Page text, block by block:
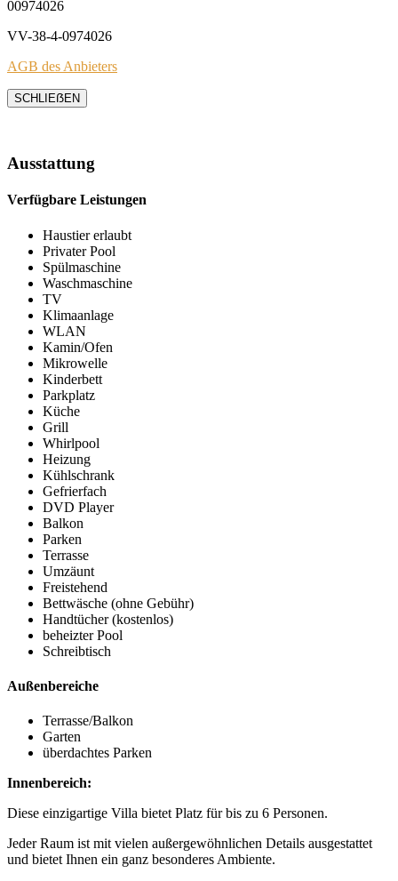
00974026
VV-38-4-0974026
AGB des Anbieters
SCHLIEẞEN
Ausstattung
Verfügbare Leistungen
Haustier erlaubt
Privater Pool
Spülmaschine
Waschmaschine
TV
Klimaanlage
WLAN
Kamin/Ofen
Mikrowelle
Kinderbett
Parkplatz
Küche
Grill
Whirlpool
Heizung
Kühlschrank
Gefrierfach
DVD Player
Balkon
Parken
Terrasse
Umzäunt
Freistehend
Bettwäsche (ohne Gebühr)
Handtücher (kostenlos)
beheizter Pool
Schreibtisch
Außenbereiche
Terrasse/Balkon
Garten
überdachtes Parken
Innenbereich:
Diese einzigartige Villa bietet Platz für bis zu 6 Personen.
Jeder Raum ist mit vielen außergewöhnlichen Details ausgestattet
und bietet Ihnen ein ganz besonderes Ambiente.